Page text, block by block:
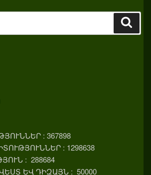
: 367898
: 1298638
: 288684
ԵՎ ԴԻԶԱՅՆ : 50000